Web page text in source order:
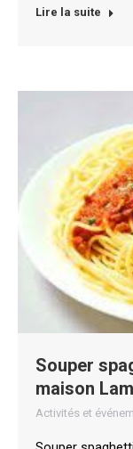
Lire la suite
Souper
maison
Activités et